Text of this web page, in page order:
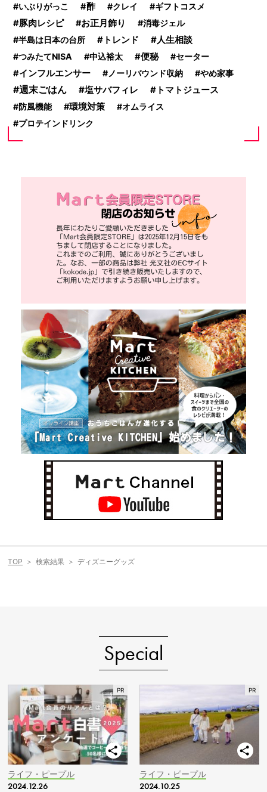
いぶりがっこ 酢 クレイ ギフトコスメ
豚肉レシピ お正月飾り
消毒ジェル
半島は日本の台所
トレンド 人生相談
つみたてNISA 中込裕太 便秘 セーター
インフルエンサー ノーリバウンド収納 やめ家事
週末ごはん 塩サバフィレ トマトジュース
防風機能 環境対策
オムライス
プロテインドリンク
TOP 検索結果 ディズニーグッズ
Special
ライフ・ピープル
2024.12.26
ライフ・ピープル
2024.10.25